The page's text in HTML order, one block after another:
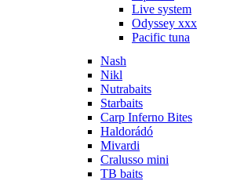
Live system
Odyssey xxx
Pacific tuna
Nash
Nikl
Nutrabaits
Starbaits
Carp Inferno Bites
Haldorádó
Mivardi
Cralusso mini
TB baits